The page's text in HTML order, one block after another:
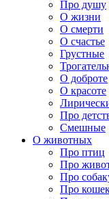
Про душу
О жизни
О смерти
О счастье
Грустные
О доброте
О красоте
Про
Смешные
О животных
Про птиц
Про
Про
Про